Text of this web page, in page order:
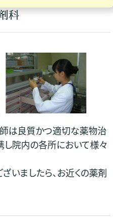
科
は良質かつ適切な薬物治
し院内の各所において様々
いましたら、お近くの薬剤